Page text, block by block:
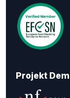
Projekt